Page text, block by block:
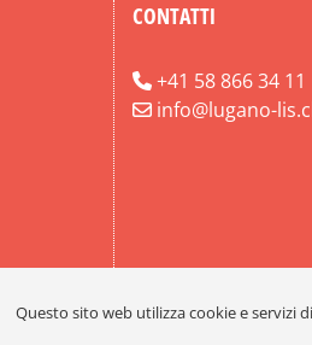
CONTATTI
+41 58 866 34 11
info@lugano-
Questo sito web utilizza cookie e servizi